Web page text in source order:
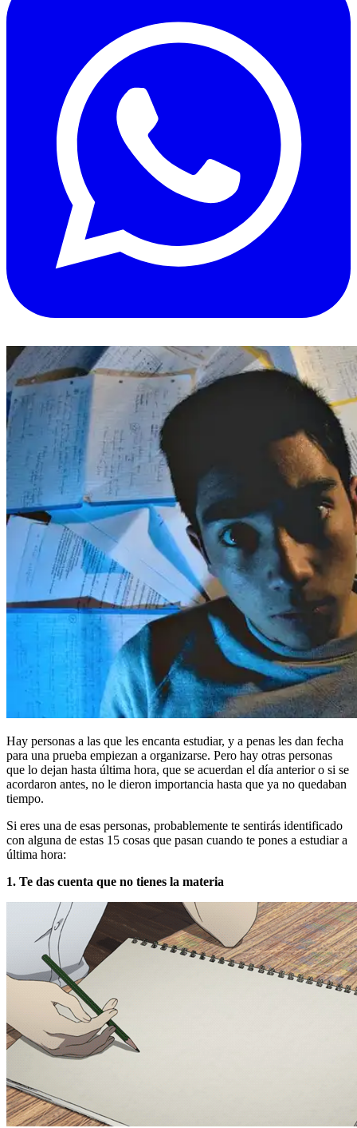
Hay personas a las que les encanta estudiar, y a penas les dan fecha
para una prueba empiezan a organizarse. Pero hay otras personas
que lo dejan hasta última hora, que se acuerdan el día anterior o si se
acordaron antes, no le dieron importancia hasta que ya no quedaban
tiempo.
Si eres una de esas personas, probablemente te sentirás identificado
con alguna de estas 15 cosas que pasan cuando te pones a estudiar a
última hora:
1. Te das cuenta que no tienes la materia